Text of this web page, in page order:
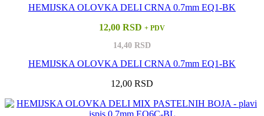
HEMIJSKA OLOVKA DELI CRNA 0.7mm EQ1-BK
12,00 RSD + PDV
14,40 RSD
HEMIJSKA OLOVKA DELI CRNA 0.7mm EQ1-BK
12,00 RSD